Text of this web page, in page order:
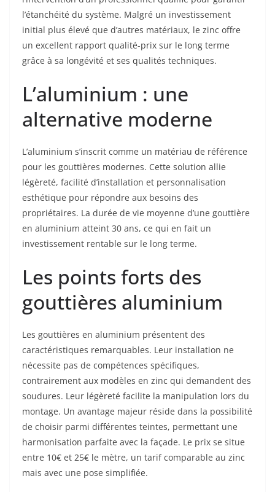
l’étanchéité du système. Malgré un investissement
initial plus élevé que d’autres matériaux, le zinc offre
un excellent rapport qualité-prix sur le long terme
grâce à sa longévité et ses qualités techniques.
L’aluminium : une
alternative moderne
L’aluminium s’inscrit comme un matériau de référence
pour les gouttières modernes. Cette solution allie
légèreté, facilité d’installation et personnalisation
esthétique pour répondre aux besoins des
propriétaires. La durée de vie moyenne d’une gouttière
en aluminium atteint 30 ans, ce qui en fait un
investissement rentable sur le long terme.
Les points forts des
gouttières aluminium
Les gouttières en aluminium présentent des
caractéristiques remarquables. Leur installation ne
nécessite pas de compétences spécifiques,
contrairement aux modèles en zinc qui demandent des
soudures. Leur légèreté facilite la manipulation lors du
montage. Un avantage majeur réside dans la possibilité
de choisir parmi différentes teintes, permettant une
harmonisation parfaite avec la façade. Le prix se situe
entre 10€ et 25€ le mètre, un tarif comparable au zinc
mais avec une pose simplifiée.